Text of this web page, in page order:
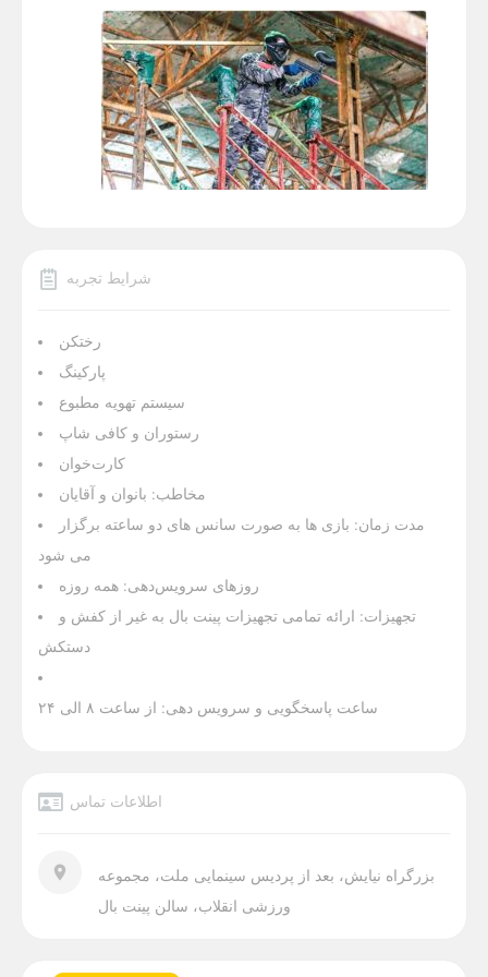
شرایط تجربه
رختکن
پارکینگ
سیستم تهویه مطبوع
رستوران و کافی شاپ
کارت‌خوان
مخاطب: بانوان و آقایان
مدت زمان: بازی ها به صورت سانس های دو ساعته برگزار
می شود
روزهای سرویس‌دهی: همه روزه
تجهیزات: ارائه تمامی تجهیزات پینت بال به غیر از کفش و
دستکش
ساعت پاسخگویی و سرویس دهی: از ساعت ۸ الی ۲۴
اطلاعات تماس
بزرگراه نیایش، بعد از پردیس سینمایی ملت، مجموعه
ورزشی انقلاب، سالن پینت بال